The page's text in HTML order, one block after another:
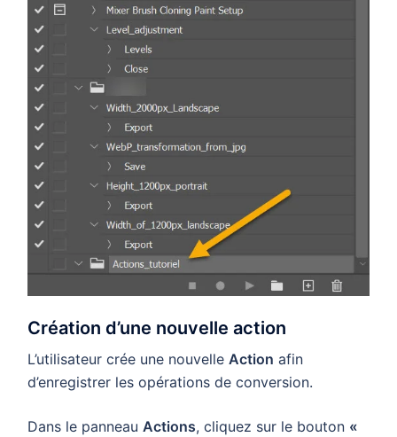
Création d’une nouvelle action
L’utilisateur crée une nouvelle Action afin
d’enregistrer les opérations de conversion.
Dans le panneau Actions, cliquez sur le bouton «